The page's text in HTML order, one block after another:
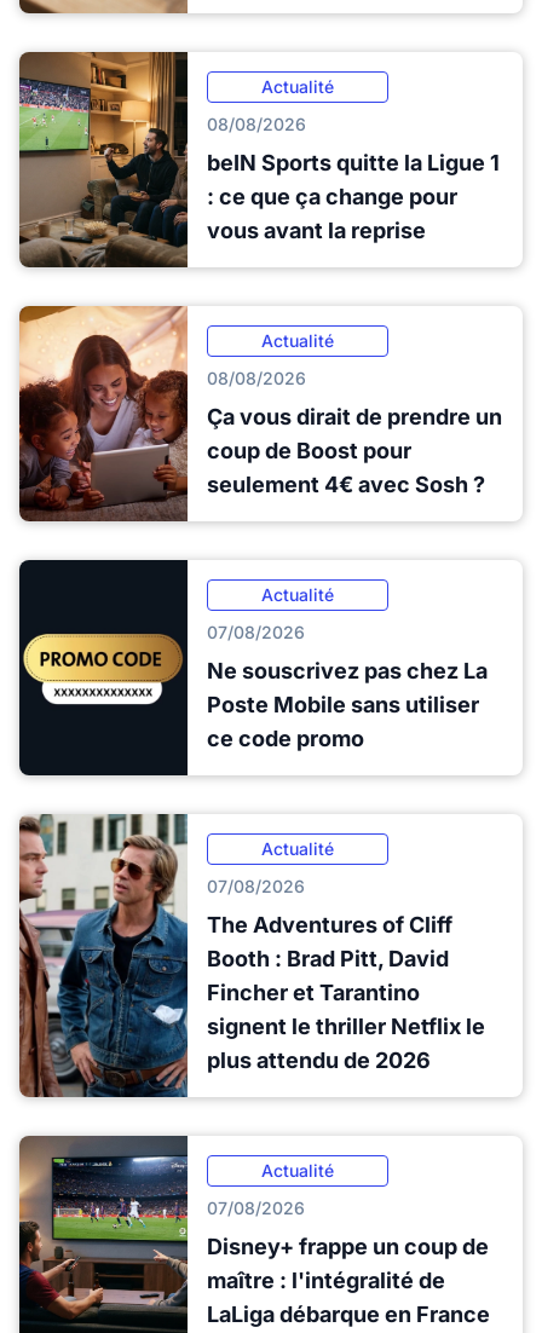
Actualité
08/08/2026
beIN Sports quitte la Ligue 1
: ce que ça change pour
vous avant la reprise
Actualité
08/08/2026
Ça vous dirait de prendre un
coup de Boost pour
seulement 4€ avec Sosh ?
Actualité
07/08/2026
Ne souscrivez pas chez La
Poste Mobile sans utiliser
ce code promo
Actualité
07/08/2026
The Adventures of Cliff
Booth : Brad Pitt, David
Fincher et Tarantino
signent le thriller Netflix le
plus attendu de 2026
Actualité
07/08/2026
Disney+ frappe un coup de
maître : l'intégralité de
LaLiga débarque en France